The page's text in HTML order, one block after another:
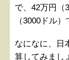
で、42万円（
（3000ドル）
なになに、日
算してみまし